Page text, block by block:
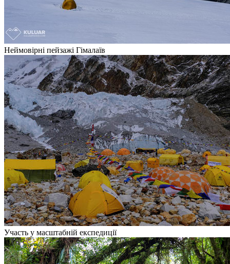
Неймовірні пейзажі Гімалаїв
Участь у масштабній експедиції